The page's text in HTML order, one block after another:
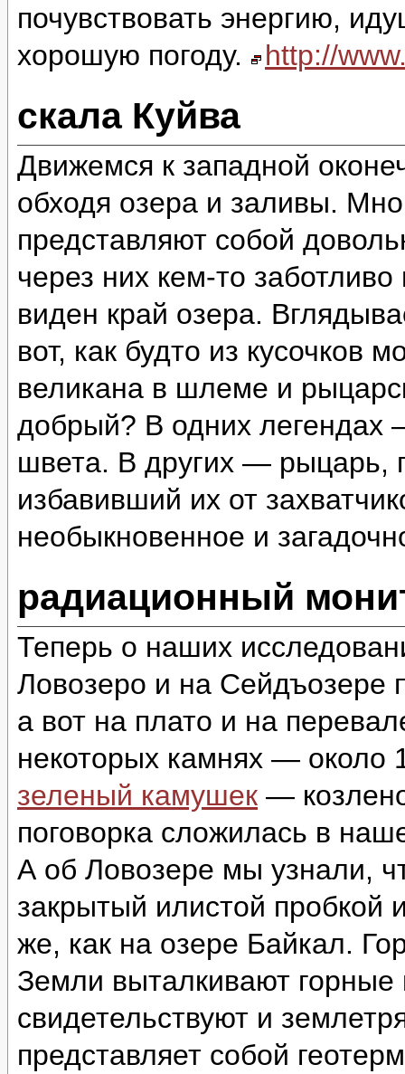
почувствовать энергию,
хорошую погоду.
http://
скала Куйва
Движемся к западной
обходя озера и заливы.
представляют собой
через них кем-то
виден край озера.
вот, как будто из кусочков
великана в шлеме и
добрый? В одних
швета. В других —
избавивший их от
необыкновенное и
радиационный
Теперь о наших
Ловозеро и на Сейдъозере
а вот на плато и на
некоторых камнях — около
зеленый камушек —
поговорка сложилась в
А об Ловозере мы узнали,
закрытый илистой пробкой
же, как на озере Байкал.
Земли выталкивают
свидетельствуют и
представляет собой